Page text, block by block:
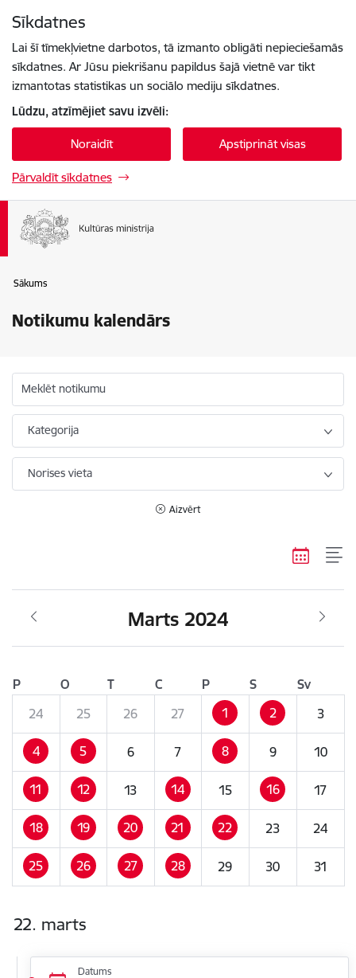
Sīkdatnes
Lai šī tīmekļvietne darbotos, tā izmanto obligāti nepieciešamās
sīkdatnes. Ar Jūsu piekrišanu papildus šajā vietnē var tikt
izmantotas statistikas un sociālo mediju sīkdatnes.
Lūdzu, atzīmējiet savu izvēli:
Noraidīt Apstiprināt visas
Pārvaldīt sīkdatnes
Sākums
Notikumu kalendārs
Meklēt notikumu
Kategorija
Norises vieta
Aizvērt
Marts 2024
P O T C P S
Sv
24
25 26 27 1 2 3
4 5 6 7 8 9 10
11 12 13 14 15 16 17
18 19 20 21 22 23 24
25 26 27 28 29 30 31
22. marts
Datums